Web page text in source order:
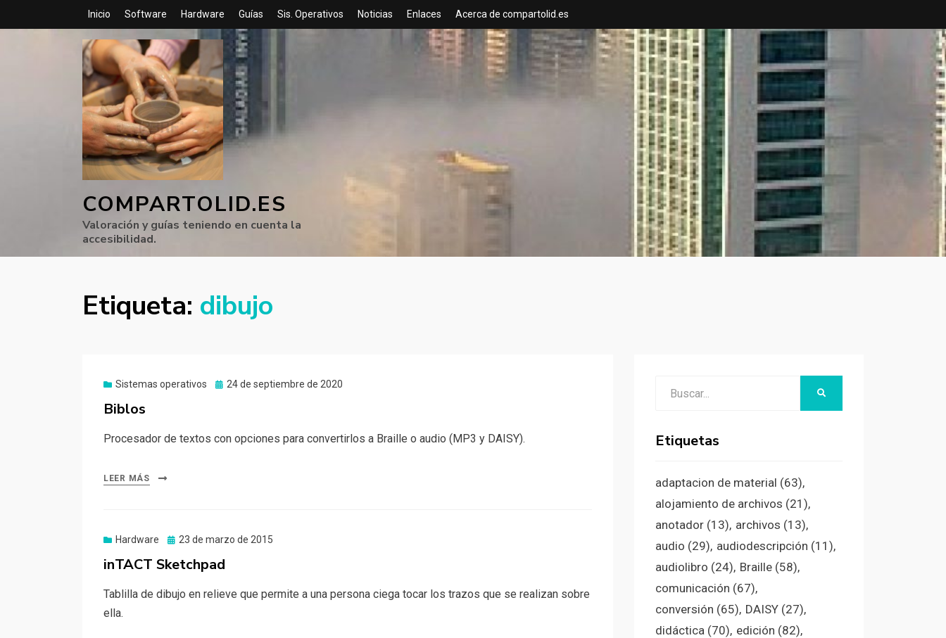
Inicio Software Hardware Guías Sis. Operativos Noticias Enlaces Acerca de compartolid.es
COMPARTOLID.ES
Valoración y guías teniendo en cuenta la
accesibilidad.
Etiqueta: dibujo
Sistemas operativos
Publicado
24 de septiembre de 2020
Biblos
Procesador de textos con opciones para convertirlos a Braille o audio (MP3 y DAISY).
LEER MÁS
Hardware
Publicado
23 de marzo de 2015
inTACT Sketchpad
Tablilla de dibujo en relieve que permite a una persona ciega tocar los trazos que se realizan sobre
ella.
Etiquetas
adaptacion de material (63)
alojamiento de archivos (21)
anotador(13) archivos (13)
audio (29) audiodescripción (11)
audiolibro (24) Braille(58)
comunicación (67)
conversión (65) DAISY(27)
didáctica(70) edición (82)